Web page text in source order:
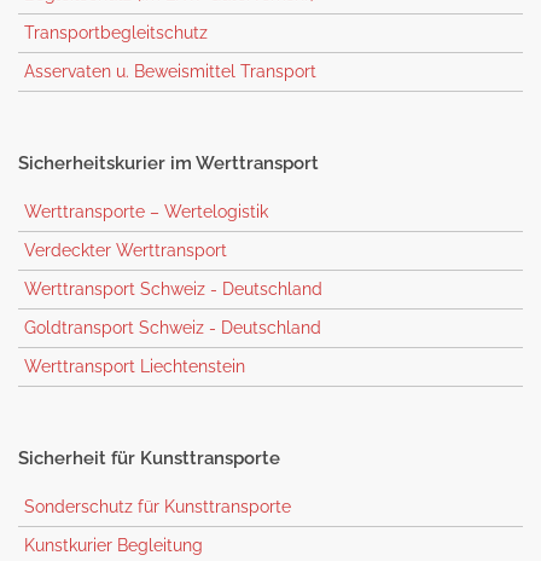
Transportbegleitschutz
Asservaten u. Beweismittel Transport
Sicherheitskurier im Werttransport
Werttransporte – Wertelogistik
Verdeckter Werttransport
Werttransport Schweiz - Deutschland
Goldtransport Schweiz - Deutschland
Werttransport Liechtenstein
Sicherheit für Kunsttransporte
Sonderschutz für Kunsttransporte
Kunstkurier Begleitung